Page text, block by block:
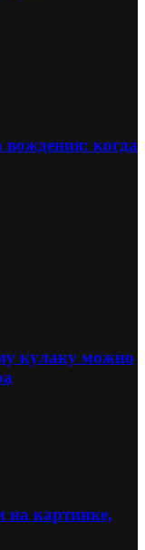
вождения: когда
кулаку можно
на картинке,